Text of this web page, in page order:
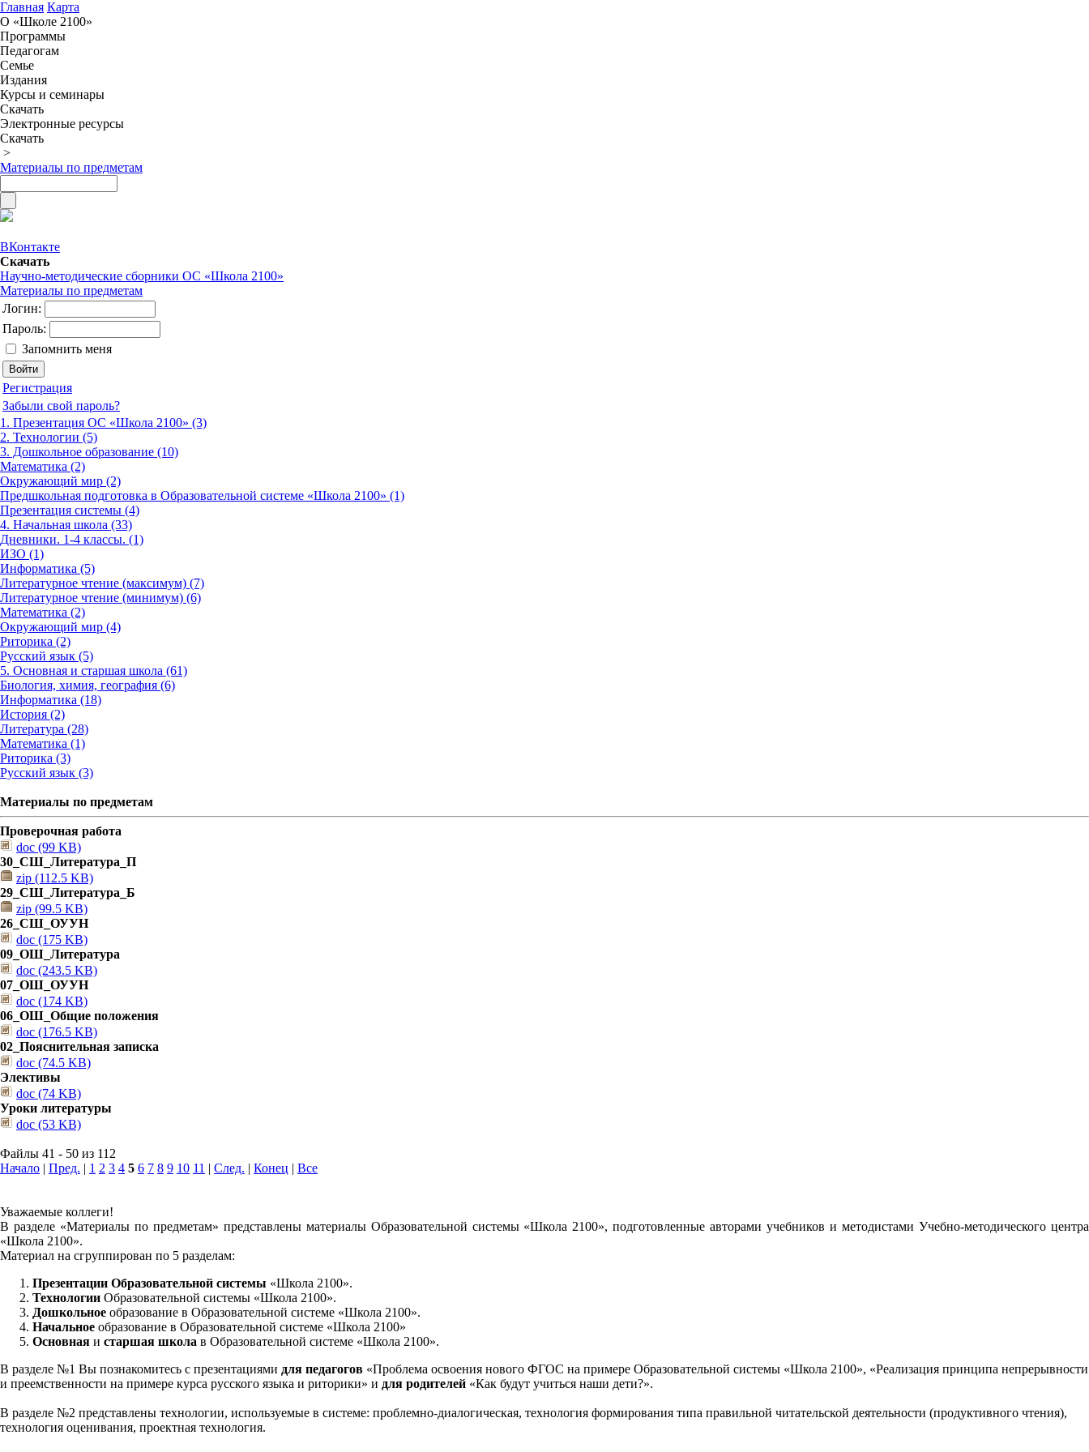
Главная Карта
О «Школе 2100»
Программы
Педагогам
Семье
Издания
Курсы и семинары
Скачать
Электронные ресурсы
Скачать
>
Материалы по предметам
ВКонтакте
Скачать
Научно-методические сборники ОС «Школа 2100»
Материалы по предметам
Логин:
Пароль:
Запомнить меня
Регистрация
Забыли свой пароль?
1. Презентация ОС «Школа 2100» (3)
2. Технологии (5)
3. Дошкольное образование (10)
Математика (2)
Окружающий мир (2)
Предшкольная подготовка в Образовательной системе «Школа 2100» (1)
Презентация системы (4)
4. Начальная школа (33)
Дневники. 1-4 классы. (1)
ИЗО (1)
Информатика (5)
Литературное чтение (максимум) (7)
Литературное чтение (минимум) (6)
Математика (2)
Окружающий мир (4)
Риторика (2)
Русский язык (5)
5. Основная и старшая школа (61)
Биология, химия, география (6)
Информатика (18)
История (2)
Литература (28)
Математика (1)
Риторика (3)
Русский язык (3)
Материалы по предметам
Проверочная работа
doc (99 KB)
30_СШ_Литература_П
zip (112.5 KB)
29_СШ_Литература_Б
zip (99.5 KB)
26_СШ_ОУУН
doc (175 KB)
09_ОШ_Литература
doc (243.5 KB)
07_ОШ_ОУУН
doc (174 KB)
06_ОШ_Общие положения
doc (176.5 KB)
02_Пояснительная записка
doc (74.5 KB)
Элективы
doc (74 KB)
Уроки литературы
doc (53 KB)
Файлы 41 - 50 из 112
Начало | Пред. | 1 2 3 4 5 6 7 8 9 10 11 | След. | Конец | Все
Уважаемые коллеги!
В разделе «Материалы по предметам» представлены материалы Образовательной системы «Школа 2100», подготовленные авторами учебников и методистами Учебно-методического центра
«Школа 2100».
Материал на сгруппирован по 5 разделам:
Презентации Образовательной системы «Школа 2100».
Технологии Образовательной системы «Школа 2100».
Дошкольное образование в Образовательной системе «Школа 2100».
Начальное образование в Образовательной системе «Школа 2100»
Основная и старшая школа в Образовательной системе «Школа 2100».
В разделе №1 Вы познакомитесь с презентациями для педагогов «Проблема освоения нового ФГОС на примере Образовательной системы «Школа 2100», «Реализация принципа непрерывности
и преемственности на примере курса русского языка и риторики» и для родителей «Как будут учиться наши дети?».
В разделе №2 представлены технологии, используемые в системе: проблемно-диалогическая, технология формирования типа правильной читательской деятельности (продуктивного чтения),
технология оценивания, проектная технология.